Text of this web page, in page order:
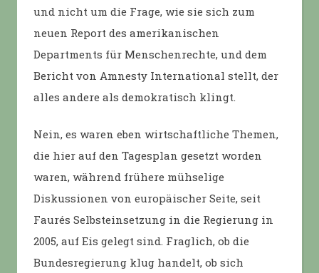
und nicht um die Frage, wie sie sich zum
neuen Report des amerikanischen
Departments für Menschenrechte, und dem
Bericht von Amnesty International stellt, der
alles andere als demokratisch klingt.
Nein, es waren eben wirtschaftliche Themen,
die hier auf den Tagesplan gesetzt worden
waren, während frühere mühselige
Diskussionen von europäischer Seite, seit
Faurés Selbsteinsetzung in die Regierung in
2005, auf Eis gelegt sind. Fraglich, ob die
Bundesregierung klug handelt, ob sich